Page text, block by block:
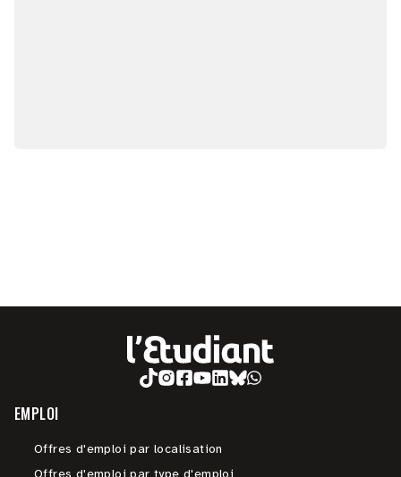
EMPLOI
Offres d'emploi par localisation
Offres d'emploi par type d'emploi